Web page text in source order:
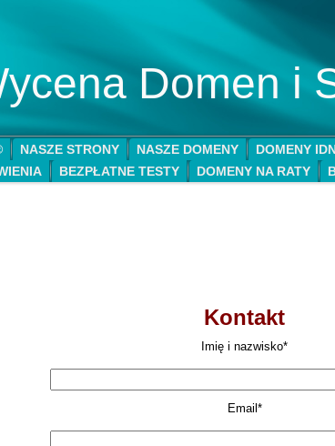
Domen i
NASZE STRONY NASZE DOMENY
DOMENY
BEZPŁATNE TESTY DOMENY NA RATY
Kontakt
Imię i nazwisko*
Email*